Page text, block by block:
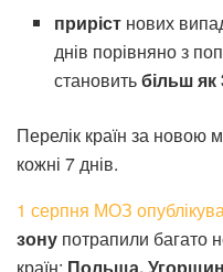
приріст нових
днів порівняно з
становитьбільш як
Перелік країн за
кожні 7 днів.
1 серпня МОЗ
зону потрапили багато